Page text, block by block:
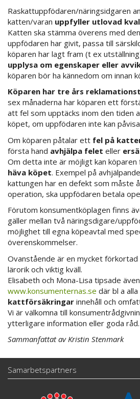
Raskattuppfödaren/näringsidgaren
katten/varan uppfyller utlovad
Katten ska stämma överens med
uppfödaren har givit, passa till
köparen har lagt fram (t ex
upplysa om egenskaper eller
köparen bör ha kännedom om innan
Köparen har tre års
sex månaderna har köparen ett
att fel som upptäcks inom den tiden
köpet, om uppfödaren inte kan
Om köparen påtalar ett fel på
första hand avhjälpa felet eller
Om detta inte är möjligt kan köparen
häva köpet. Exempel på
kattungen har en defekt som måste
operation, ska uppfödaren betala
Förutom konsumentköplagen finns
gäller mellan två näringsdigare/
möjlighet till egna köpeavtal med
överenskommelser.
Ovanstående är en mycket
lärorik och viktig kväll.
Elisabeth och Mona-Lisa tipsade
www.konsumenternas.se där bl a alla
kattförsäkringar innehåll och
Vi är välkomna till
ytterligare information eller goda råd.
Sammanfattat av Kristin Stenmark
Samarbetspartners